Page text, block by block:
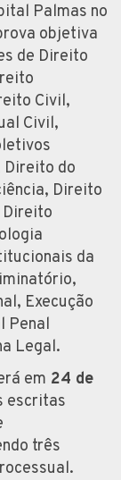
Palmas no
objetiva
de Direito
Civil,
Civil,
Direito do
Direito
Direito
da
Execução
Penal
Legal.
em 24 de
escritas
três